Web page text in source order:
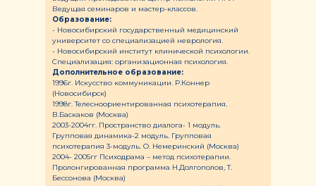
Ведущая семинаров и мастер-классов.
Образование:
- Новосибирский государственный медицинский
университет со специализацией неврология.
- Новосибирский институт клинической психологии.
Специализация: организационная психология.
Дополнительное образование:
1996г. Искусство коммуникации. Р.Коннер
(Новосибирск)
1998г. Телесноориентированная психотерапия.
В.Баскаков (Москва)
2003-2004гг. Пространство диалога- 1 модуль.
Групповая динамика-2 модуль. Групповая
психотерапия 3-модуль. О. Немеринский (Москва)
2004- 2005гг Психодрама – метод психотерапии.
Пролонгированная программа Н.Долгополов, Т.
Бессонова (Москва)